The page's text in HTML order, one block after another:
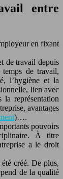
entre
en fixant
de travail depuis
de travail,
l’hygiène et la
lien avec
représentation
avantages
)….
pouvoirs
À titre
a le droit
créé. De plus,
de la qualité